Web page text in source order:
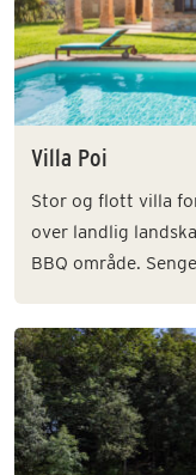
Villa Poi
Stor og flott villa
over landlig
BBQ område.